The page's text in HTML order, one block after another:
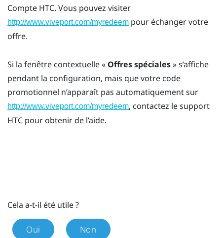
Compte HTC. Vous pouvez visiter
http://www.viveport.com/myredeem pour échanger votre
offre.
Si la fenêtre contextuelle « Offres spéciales» s’affiche
pendant la configuration, mais que votre code
promotionnel n’apparaît pas automatiquement sur
http://www.viveport.com/myredeem, contactez le support
HTC pour obtenir de l’aide.
Cela a-t-il été utile ?
Oui Non